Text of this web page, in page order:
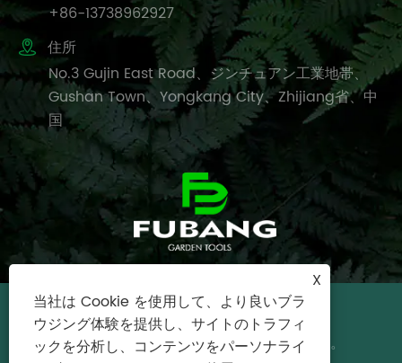
+86-13738962927
 住所
No.3 Gujin East Road、ジンチュアン工業地帯、
Gushan Town、Yongkang City、Zhijiang省、中
国
Copyright©2024 Yongkang City Fubang
Garden Tools Factory All Rights Reserved。
X
当社は Cookie を使用して、より良いブラ
ウジング体験を提供し、サイトのトラフィ
ックを分析し、コンテンツをパーソナライ